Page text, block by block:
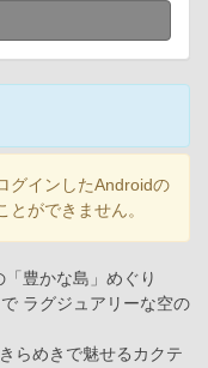
グインしたAndroidの
ができません。
豊かな島」めぐり
ラグジュアリーな空の
らめきで魅せるカクテ